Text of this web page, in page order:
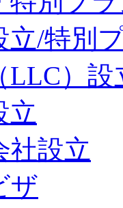
立/特別
LLC）設
立
社設立
ザ